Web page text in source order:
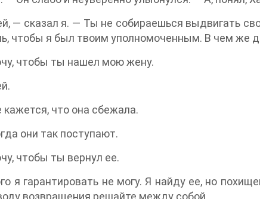
— сказал я. — Ты не собираешься выдвигать
чтобы я был твоим уполномоченным. В чем же
чтобы ты нашел мою жену.
что она сбежала.
они так поступают.
чтобы ты вернул ее.
я гарантировать не могу. Я найду ее, но
возвращения решайте между собой.